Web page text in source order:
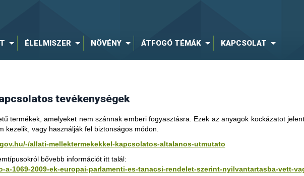
ÉLELMISZER NÖVÉNY ÁTFOGÓ TÉMÁK KAPCSOLAT
tevékenységek
termékek, amelyeket nem szánnak emberi fogyasztásra. Ezek az anyagok kockázatot
kezelik, vagy használják fel biztonságos módon.
allati-mellektermekekkel-kapcsolatos-altalanos-utmutato
bővebb információt itt talál:
1069-2009-ek-europai-parlamenti-es-tanacsi-rendelet-szerint-nyilvantartasba-vett-
kereskedés (TRADE)